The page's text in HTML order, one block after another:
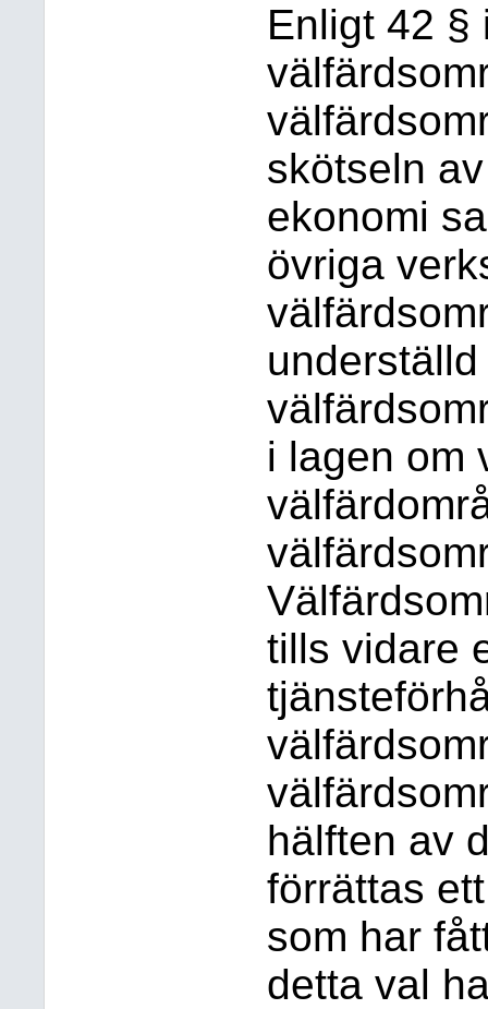
Enligt 42 §
skötseln
ekonomi
övriga
underställd
i lagen om
tills vidare
hälften av
förrättas
som har
detta val